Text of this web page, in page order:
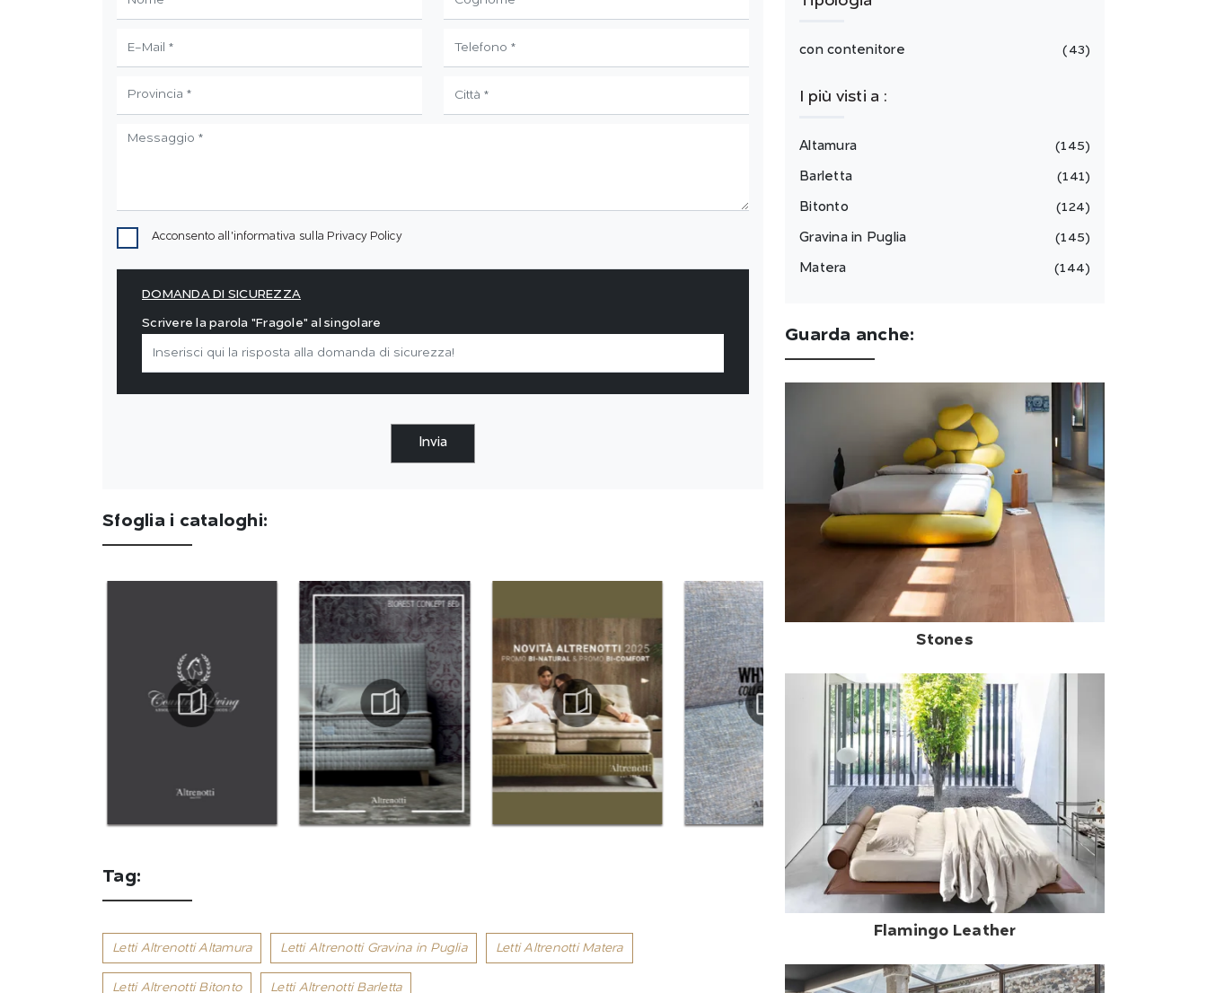
Acconsento all'informativa sulla Privacy Policy
DOMANDA DI SICUREZZA
Scrivere la parola "Fragole" al singolare
Invia
Sfoglia i cataloghi:
Tag:
Letti Altrenotti Altamura Letti Altrenotti Gravina in Puglia Letti Altrenotti Matera
Letti Altrenotti Bitonto Letti Altrenotti Barletta
con contenitore 43
I più visti a :
Altamura 145
Barletta 141
Bitonto 124
Gravina in Puglia 145
Matera 144
Guarda anche:
Stones
Flamingo Leather